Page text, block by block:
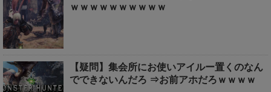
ｗｗｗｗｗｗｗｗｗｗ
【疑問】集会所にお使いアイルー置くのなん
でできないんだろ ⇒お前アホだろｗｗｗｗ